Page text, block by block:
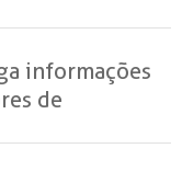
informações
de